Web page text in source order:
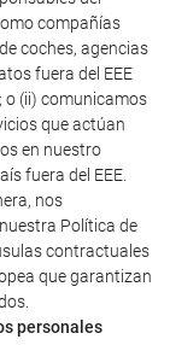
compañías
coches, agencias
fuera del EEE
o (ii) comunicamos
que actúan
en nuestro
fuera del EEE.
nos
Política de
contractuales
que garantizan
personales